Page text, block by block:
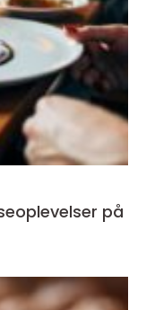
på